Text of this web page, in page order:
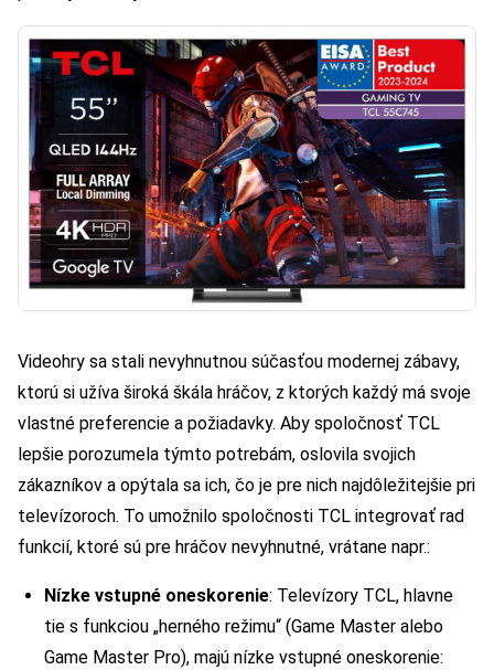
Videohry sa stali nevyhnutnou súčasťou modernej zábavy,
ktorú si užíva široká škála hráčov, z ktorých každý má svoje
vlastné preferencie a požiadavky. Aby spoločnosť TCL
lepšie porozumela týmto potrebám, oslovila svojich
zákazníkov a opýtala sa ich, čo je pre nich najdôležitejšie pri
televízoroch. To umožnilo spoločnosti TCL integrovať rad
funkcií, ktoré sú pre hráčov nevyhnutné, vrátane napr.:
Nízke vstupné oneskorenie: Televízory TCL, hlavne
tie s funkciou „herného režimu“ (Game Master alebo
Game Master Pro), majú nízke vstupné oneskorenie: